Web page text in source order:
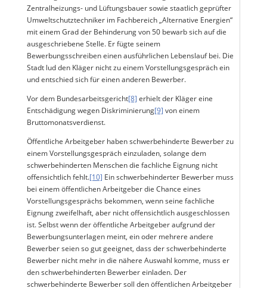
Zentralheizungs- und Lüftungsbauer sowie staatlich geprüfter
Umweltschutztechniker im Fachbereich „Alternative Energien“
mit einem Grad der Behinderung von 50 bewarb sich auf die
ausgeschriebene Stelle. Er fügte seinem
Bewerbungsschreiben einen ausführlichen Lebenslauf bei. Die
Stadt lud den Kläger nicht zu einem Vorstellungsgespräch ein
und entschied sich für einen anderen Bewerber.
Vor dem Bundesarbeitsgericht[8] erhielt der Kläger eine
Entschädigung wegen Diskriminierung[9] von einem
Bruttomonatsverdienst.
Öffentliche Arbeitgeber haben schwerbehinderte Bewerber zu
einem Vorstellungsgespräch einzuladen, solange dem
schwerbehinderten Menschen die fachliche Eignung nicht
offensichtlich fehlt.[10] Ein schwerbehinderter Bewerber muss
bei einem öffentlichen Arbeitgeber die Chance eines
Vorstellungsgesprächs bekommen, wenn seine fachliche
Eignung zweifelhaft, aber nicht offensichtlich ausgeschlossen
ist. Selbst wenn der öffentliche Arbeitgeber aufgrund der
Bewerbungsunterlagen meint, ein oder mehrere andere
Bewerber seien so gut geeignet, dass der schwerbehinderte
Bewerber nicht mehr in die nähere Auswahl komme, muss er
den schwerbehinderten Bewerber einladen. Der
schwerbehinderte Bewerber soll den öffentlichen Arbeitgeber